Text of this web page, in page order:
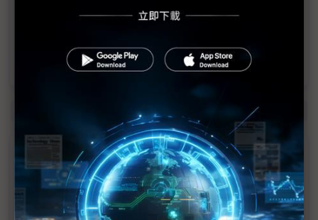
採用NVIDIA
光進銅退更明確？ 聯發科估SerDes 448G為銅
線「最終戰場」
商情焦點
新望推出三相220Vac逆變器 降低建置成本滿足多
元配電